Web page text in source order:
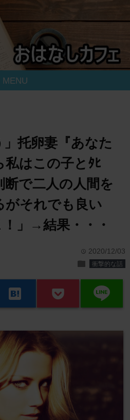
MENU
托卵妻『あなた
はこの子とﾀﾋ
で二人の人間を
がそれでも良い
」→結果・・・
time 2020/12/03
folder 衝撃的な話
hatenabookmark line